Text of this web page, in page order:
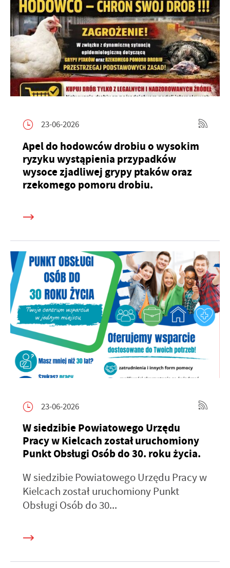
23-06-2026
Apel do hodowców drobiu o wysokim
ryzyku wystąpienia przypadków
wysoce zjadliwej grypy ptaków oraz
rzekomego pomoru drobiu.
23-06-2026
W siedzibie Powiatowego Urzędu
Pracy w Kielcach został uruchomiony
Punkt Obsługi Osób do 30. roku życia.
W siedzibie Powiatowego Urzędu Pracy w
Kielcach został uruchomiony Punkt
Obsługi Osób do 30...